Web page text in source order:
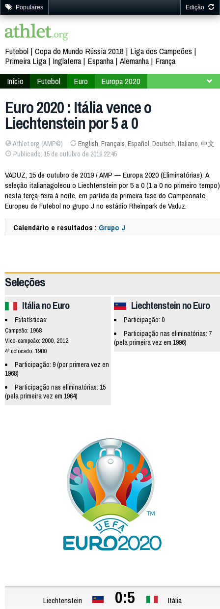
Populares Edição
Futebol Copa do Mundo Rússia 2018
Liga dos Campeões
Primeira Liga
Inglaterra Espanha Alemanha
França
Início
Futebol Euro
Europa 2020
Euro 2020 : Itália vence o
Liechtenstein por 5 a 0
Athlet.org (AMP©) English, Français, Español, Deutsch, Italiano, 中文
Publicado: 15 de outubro de 2019 22:45
VADUZ, 15 de outubro de 2019 / AMP — Europa 2020 (Eliminatórias): A
seleção italianagoleou o Liechtenstein por 5 a 0 (1 a 0 no primeiro tempo)
nesta terça-feira à noite, em partida da primeira fase do Campeonato
Europeu de Futebol no grupo J no estádio Rheinpark de Vaduz.
Calendário e resultados : Grupo J
Seleções
Liechtenstein no Euro
Participação: 0
Participação nas eliminatórias: 7
(pela primeira vez em 1996)
Itália no Euro
Estatísticas:
Campeão: 1968
Vice-campeão: 2000, 2012
4º colocado: 1980
Participação: 9 (por primera vez en
1968)
Participação nas eliminatórias: 15
(pela primeira vez em 1964)
Liechtenstein 0:5
Itália